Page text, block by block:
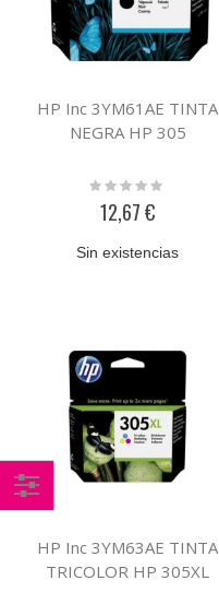
HP Inc 3YM61AE TINTA
NEGRA HP 305
Rating:
12,67 €
Sin existencias
HP Inc 3YM63AE TINTA
TRICOLOR HP 305XL
Comprar
por